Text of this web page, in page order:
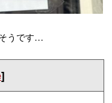
うです…
]